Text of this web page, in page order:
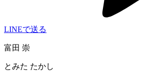
LINEで送る
富田 崇
とみた たかし